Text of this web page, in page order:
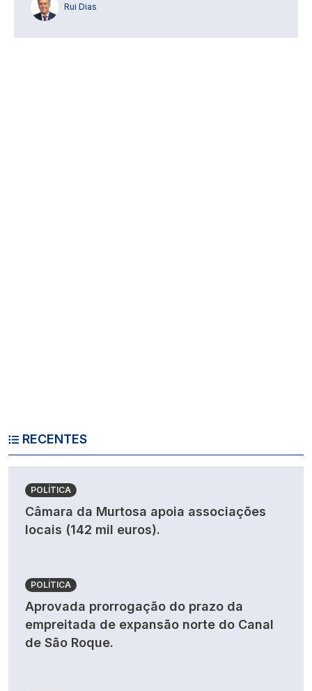
Rui Dias
RECENTES
POLÍTICA
Câmara da Murtosa apoia associações
locais (142 mil euros).
POLÍTICA
Aprovada prorrogação do prazo da
empreitada de expansão norte do Canal
de São Roque.